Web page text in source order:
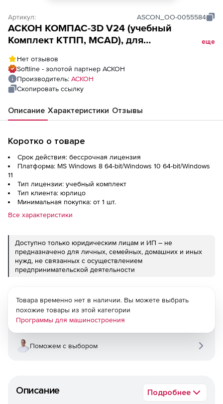
Артикул: ASCON_ОО-0055584
АСКОН КОМПАС-3D V24 (учебный
Комплект КТПП, MCAD), для
еще
Нет отзывов
Softline - золотой партнер АСКОН
Производитель: АСКОН
Скопировать ссылку
Описание Характеристики Отзывы
Коротко о товаре
Срок действия: бессрочная лицензия
Платформа: MS Windows 8 64-bit/Windows 10 64-bit/Windows
11
Тип лицензии: учебный комплект
Тип клиента: юрлицо
Минимальная покупка: от 1 шт.
Все характеристики
Доступно только юридическим лицам и ИП – не
предназначено для личных, семейных, домашних и иных
нужд, не связанных с осуществлением
предпринимательской деятельности
Описание Подробнее
Товара временно нет в наличии. Вы можете выбрать
похожие товары из этой категории
Программы для машиностроения
Поможем с выбором